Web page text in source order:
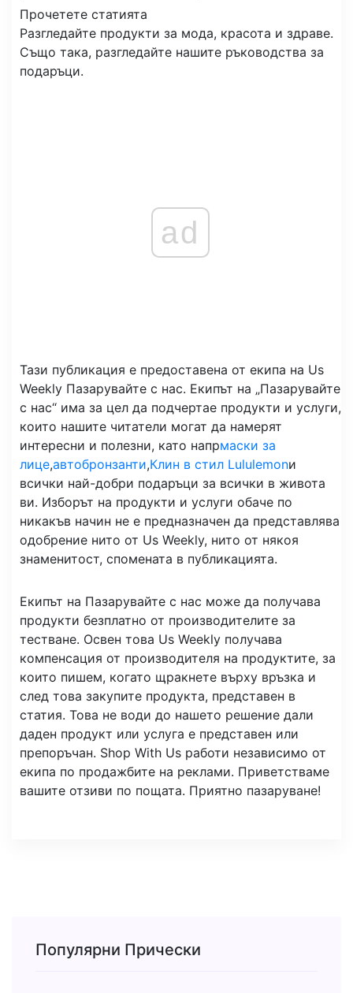
Прочетете статията
Разгледайте продукти за мода, красота и здраве.
Също така, разгледайте нашите ръководства за
подаръци.
ad
Тази публикация е предоставена от екипа на Us
Weekly Пазарувайте с нас. Екипът на „Пазарувайте
с нас“ има за цел да подчертае продукти и услуги,
които нашите читатели могат да намерят
интересни и полезни, като напрмаски за
лице,автобронзанти,Клин в стил Lululemonи
всички най-добри подаръци за всички в живота
ви. Изборът на продукти и услуги обаче по
никакъв начин не е предназначен да представлява
одобрение нито от Us Weekly, нито от някоя
знаменитост, спомената в публикацията.
Екипът на Пазарувайте с нас може да получава
продукти безплатно от производителите за
тестване. Освен това Us Weekly получава
компенсация от производителя на продуктите, за
които пишем, когато щракнете върху връзка и
след това закупите продукта, представен в
статия. Това не води до нашето решение дали
даден продукт или услуга е представен или
препоръчан. Shop With Us работи независимо от
екипа по продажбите на реклами. Приветстваме
вашите отзиви по пощата. Приятно пазаруване!
Популярни Прически